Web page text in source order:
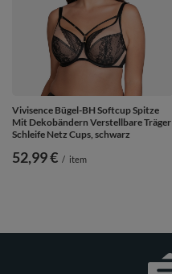
Vivisence Bügel-BH Softcup Spitze
Mit Dekobändern Verstellbare Träger
Schleife Netz Cups, schwarz
52,99 € / item